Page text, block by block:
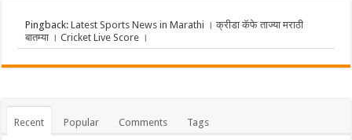
Pingback:Latest Sports News in Marathi । क्रीडा कॅफे ताज्या मराठी
बातम्या । Cricket Live Score ।
Recent Popular Comments Tags